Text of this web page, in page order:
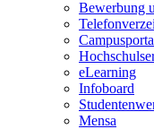
Bewerbung
eLearning
Infoboard
Mensa